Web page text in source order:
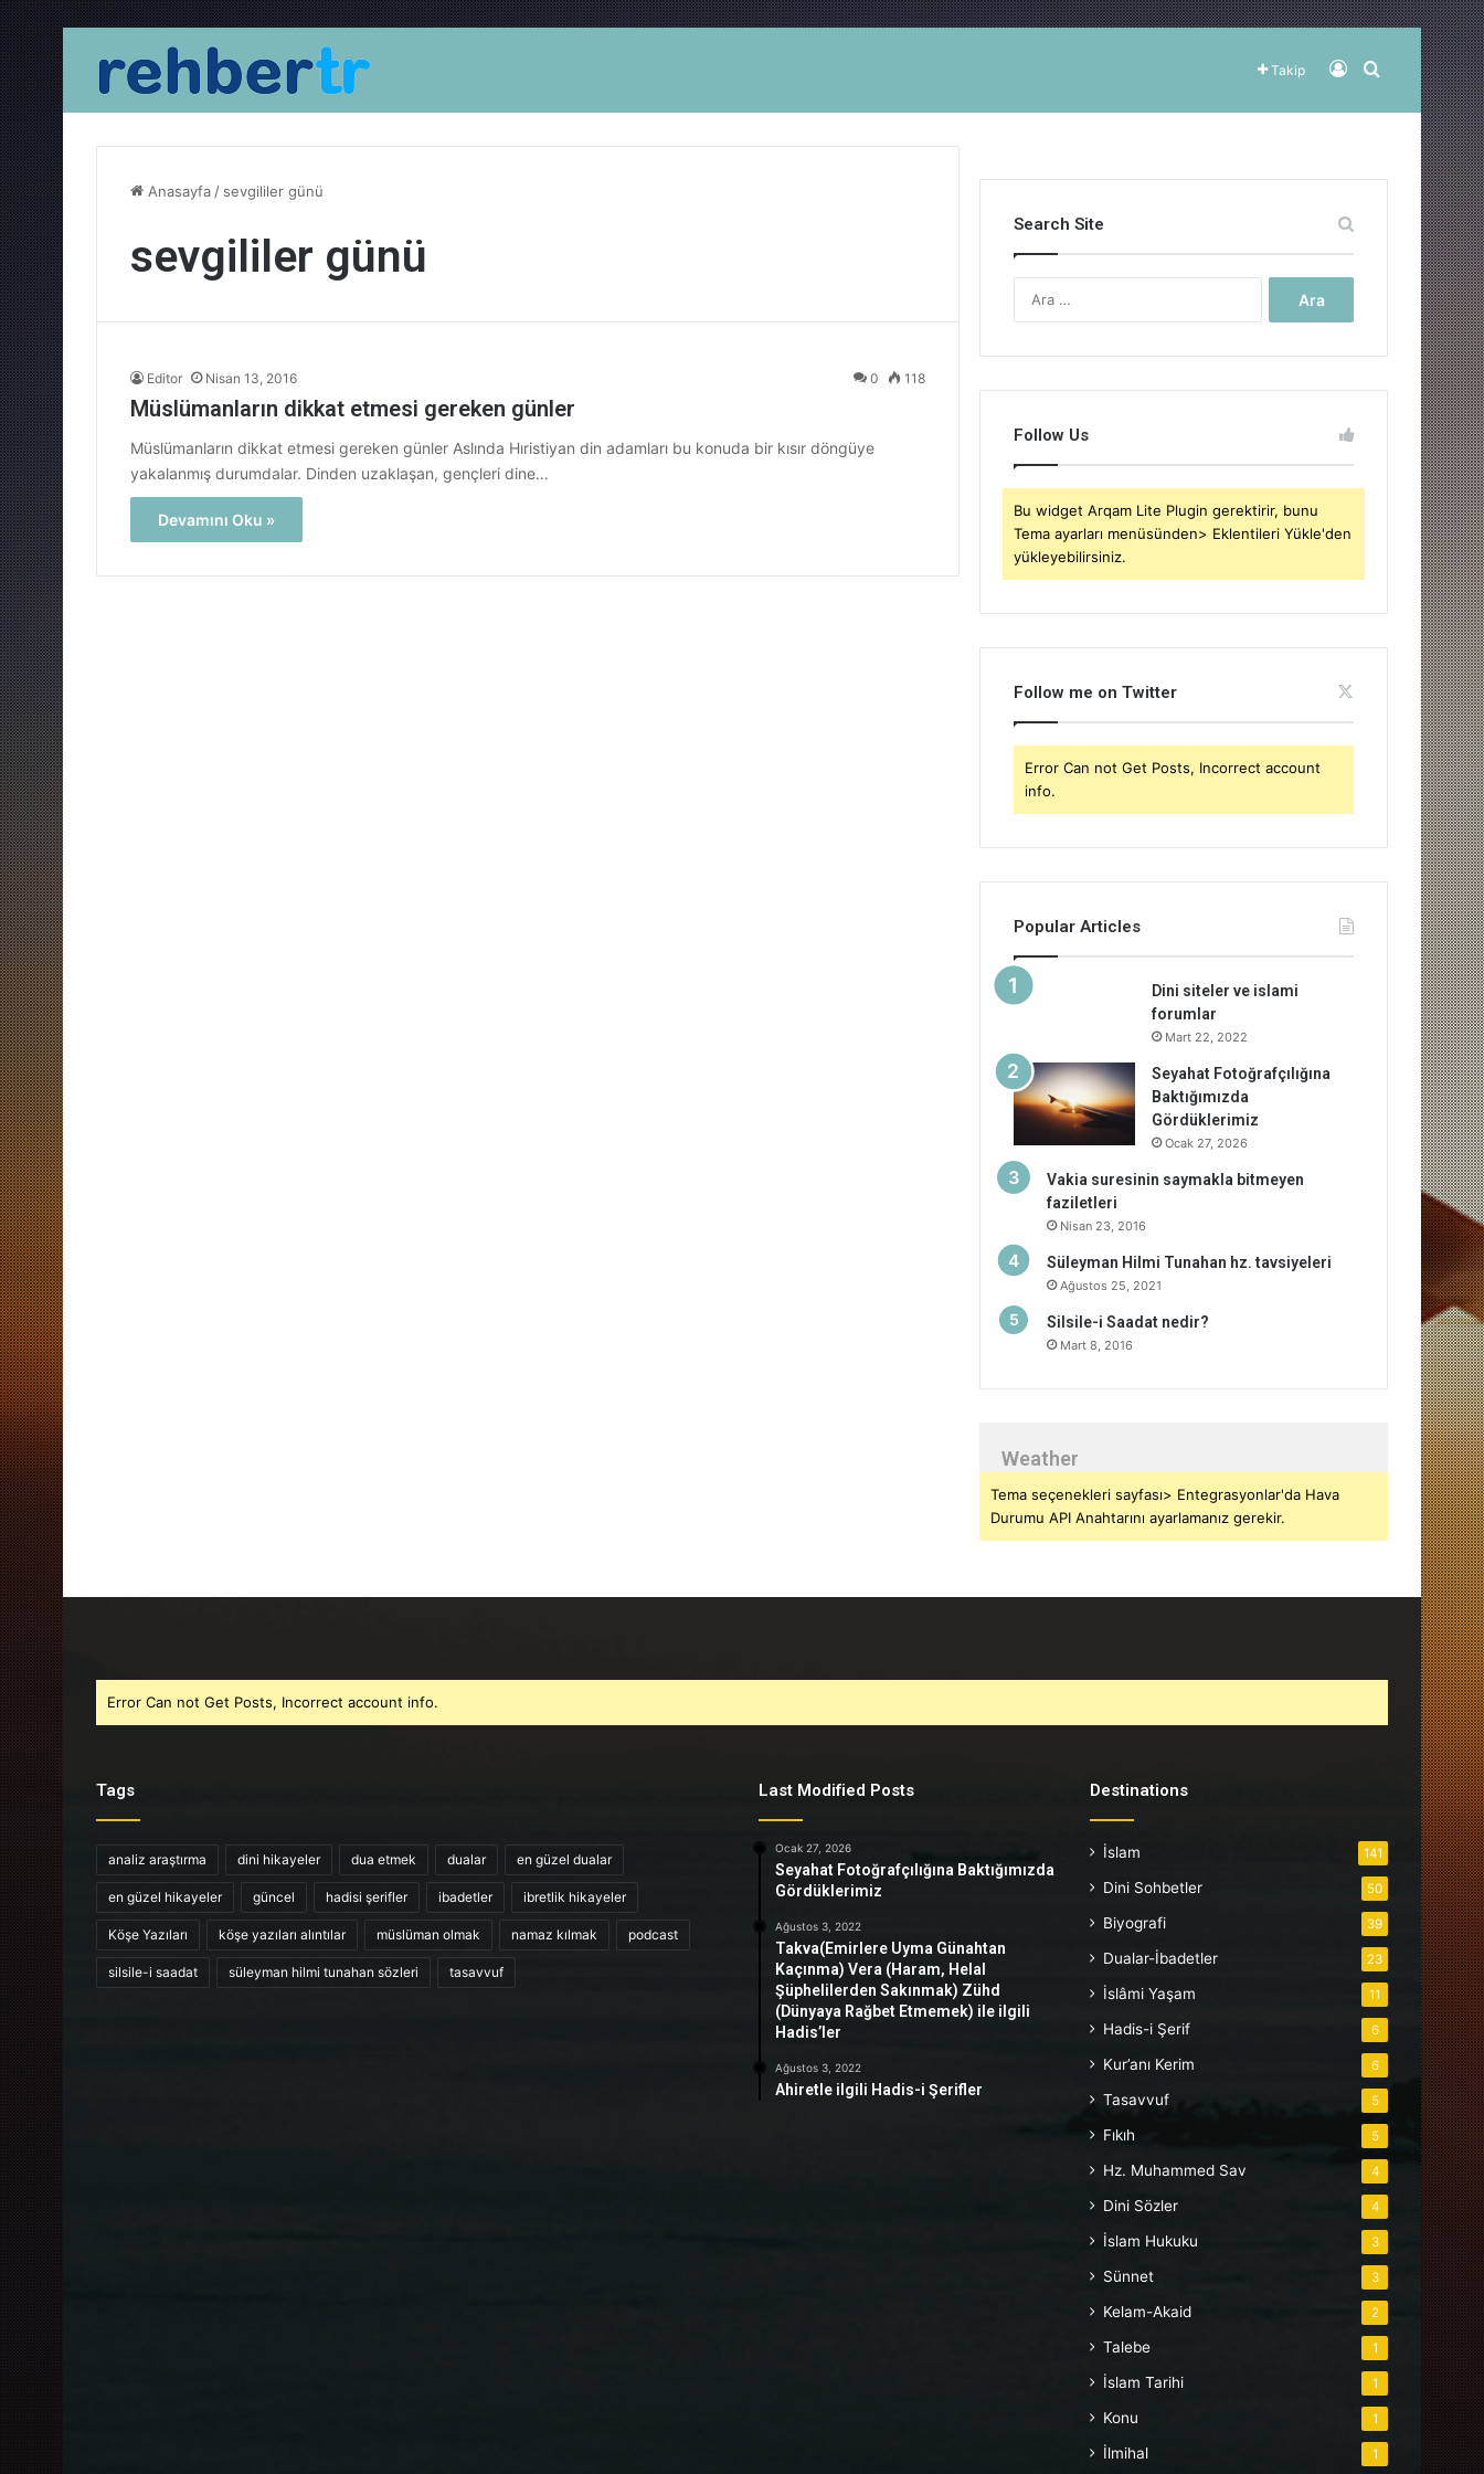
Takip Kayıt OlArama yap
Anasayfa / sevgililer günü
sevgililer günü
Editor Nisan 13, 2016 0 118
Müslümanların dikkat etmesi gereken günler
Müslümanların dikkat etmesi gereken günler Aslında Hıristiyan din adamları bu konuda bir kısır döngüye
yakalanmış durumdalar. Dinden uzaklaşan, gençleri dine…
Devamını Oku »
Search Site
Follow Us
Bu widget Arqam Lite Plugin gerektirir, bunu
Tema ayarları menüsünden> Eklentileri Yükle'den
yükleyebilirsiniz.
Follow me on Twitter
Error Can not Get Posts, Incorrect account
info.
Popular Articles
Dini siteler ve islami
forumlar
Mart 22, 2022
Seyahat Fotoğrafçılığına
Baktığımızda
Gördüklerimiz
Ocak 27, 2026
Vakia suresinin saymakla bitmeyen
faziletleri
Nisan 23, 2016
Süleyman Hilmi Tunahan hz. tavsiyeleri
Ağustos 25, 2021
Silsile-i Saadat nedir?
Mart 8, 2016
Weather
Tema seçenekleri sayfası> Entegrasyonlar'da Hava
Durumu API Anahtarını ayarlamanız gerekir.
Error Can not Get Posts, Incorrect account info.
Tags
analiz araştırma dini hikayeler dua etmek dualar en güzel dualar
en güzel hikayeler güncel hadisi şerifler ibadetler ibretlik hikayeler
Köşe Yazıları köşe yazıları alıntılar müslüman olmak namaz kılmak podcast
silsile-i saadat süleyman hilmi tunahan sözleri tasavvuf
Last Modified Posts
Ocak 27, 2026
Seyahat Fotoğrafçılığına Baktığımızda
Gördüklerimiz
Ağustos 3, 2022
Takva(Emirlere Uyma Günahtan
Kaçınma) Vera (Haram, Helal
Şüphelilerden Sakınmak) Zühd
(Dünyaya Rağbet Etmemek) ile ilgili
Hadis’ler
Ağustos 3, 2022
Ahiretle ilgili Hadis-i Şerifler
Destinations
İslam 141
Dini Sohbetler 50
Biyografi 39
Dualar-İbadetler 23
İslâmi Yaşam 11
Hadis-i Şerif 6
Kur’anı Kerim 6
Tasavvuf 5
Fıkıh 5
Hz. Muhammed Sav 4
Dini Sözler 4
İslam Hukuku 3
Sünnet 3
Kelam-Akaid 2
Talebe 1
İslam Tarihi 1
Konu 1
İlmihal 1